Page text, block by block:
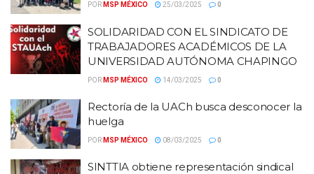
POR MSP MÉXICO 25/03/2025 0
SOLIDARIDAD CON EL SINDICATO DE
TRABAJADORES ACADÉMICOS DE LA
UNIVERSIDAD AUTÓNOMA CHAPINGO
POR MSP MÉXICO 14/03/2025 0
Rectoría de la UACh busca desconocer la
huelga
POR MSP MÉXICO 08/03/2025 0
SINTTIA obtiene representación sindical